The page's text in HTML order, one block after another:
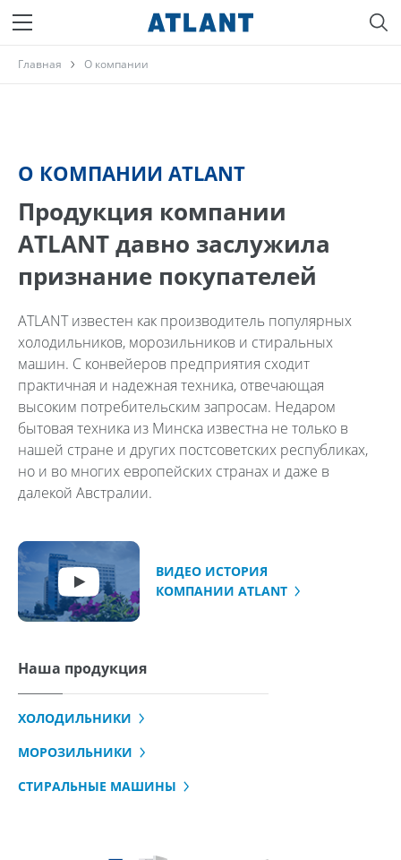
Главная О компании
О КОМПАНИИ ATLANT
Продукция компании
ATLANT давно заслужила
признание покупателей
ATLANT известен как производитель популярных
холодильников, морозильников и стиральных
машин. С конвейеров предприятия сходит
практичная и надежная техника, отвечающая
высоким потребительским запросам. Недаром
бытовая техника из Минска известна не только в
нашей стране и других постсоветских республиках,
но и во многих европейских странах и даже в
далекой Австралии.
ВИДЕО ИСТОРИЯ
КОМПАНИИ ATLANT
Наша продукция
ХОЛОДИЛЬНИКИ
МОРОЗИЛЬНИКИ
СТИРАЛЬНЫЕ МАШИНЫ